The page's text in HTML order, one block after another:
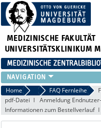
MEDIZINISCHE FAKULTÄT
UNIVERSITÄTSKLINIKUM
MEDIZINISCHE
LITERATURSUCHE
SERVICE
INFORMATIONSKOMPETENZ
Home FAQ FAQ Fernleihe
pdf-Datei
Anmeldung
Informationen zum Bestellverlauf